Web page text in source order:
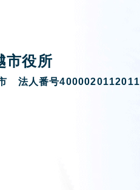
市役所
法人番号4000020112011